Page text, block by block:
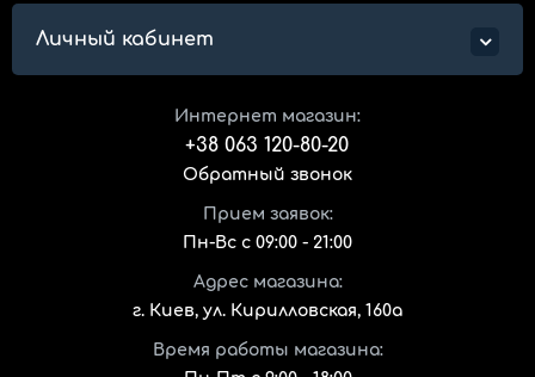
Личный кабинет
Интернет магазин:
+38 063 120-80-20
Обратный звонок
Прием заявок:
Пн-Вс с 09:00 - 21:00
Адрес магазина:
г. Киев, ул. Кирилловская, 160а
Время работы магазина: